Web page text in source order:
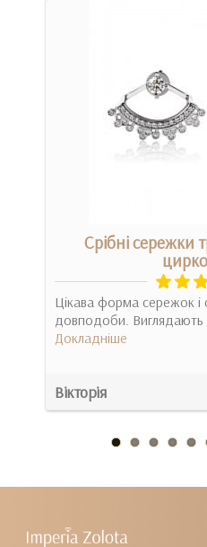
Срібні сережки
Цікава форма сережок
довподоби. Виглядають
Докладніше
Вікторія